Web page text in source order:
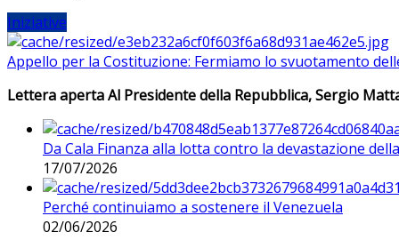
Iniziative
Appello per la Costituzione: Fermiamo lo svuotamento
Lettera aperta Al Presidente della Repubblica, Sergio
Da Cala Finanza alla lotta contro la devastazione
17/07/2026
Perché continuiamo a sostenere il Venezuela
02/06/2026